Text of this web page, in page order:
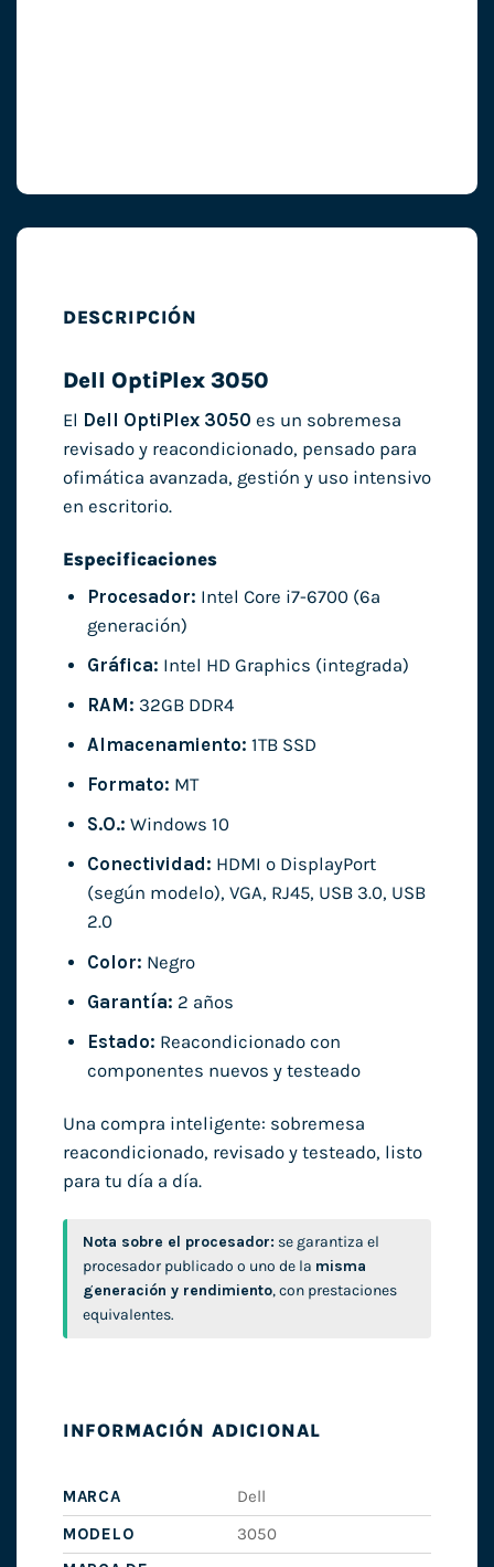
DESCRIPCIÓN
Dell OptiPlex 3050
El Dell OptiPlex 3050 es un sobremesa
revisado y reacondicionado, pensado para
ofimática avanzada, gestión y uso intensivo
en escritorio.
Especificaciones
Procesador: Intel Core i7-6700 (6ª
generación)
Gráfica: Intel HD Graphics (integrada)
RAM: 32GB DDR4
Almacenamiento: 1TB SSD
Formato: MT
S.O.: Windows 10
Conectividad: HDMI o DisplayPort
(según modelo), VGA, RJ45, USB 3.0, USB
2.0
Color: Negro
Garantía: 2 años
Estado: Reacondicionado con
componentes nuevos y testeado
Una compra inteligente: sobremesa
reacondicionado, revisado y testeado, listo
para tu día a día.
Nota sobre el procesador: se garantiza el
procesador publicado o uno de la misma
generación y rendimiento, con prestaciones
equivalentes.
INFORMACIÓN ADICIONAL
MARCA
Dell
MODELO
3050